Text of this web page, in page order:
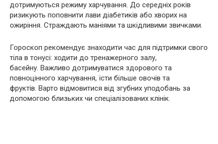
дотримуються режиму харчування. До середніх років
ризикують поповнити лави діабетиків або хворих на
ожиріння. Страждають маніями та шкідливими звичками.
Гороскоп рекомендує знаходити час для підтримки свого
тіла в тонусі: ходити до тренажерного залу,
басейну. Важливо дотримуватися здорового та
повноцінного харчування, їсти більше овочів та
фруктів. Варто відмовитися від згубних уподобань за
допомогою близьких чи спеціалізованих клінік.